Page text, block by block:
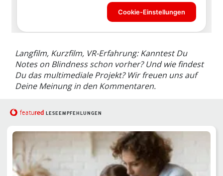
Langfilm, Kurzfilm, VR-Erfahrung: Kanntest Du
Notes on Blindness schon vorher? Und wie findest
Du das multimediale Projekt? Wir freuen uns auf
Deine Meinung in den Kommentaren.
featured LESEEMPFEHLUNGEN